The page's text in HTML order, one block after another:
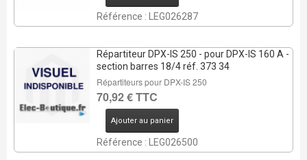
Référence : LEG026287
Répartiteur DPX-IS 250 - pour DPX-IS 160 A -
section barres 18/4 réf. 373 34
Répartiteurs pour DPX-IS 250
70,92 € TTC
Ajouter au panier
Référence : LEG026500